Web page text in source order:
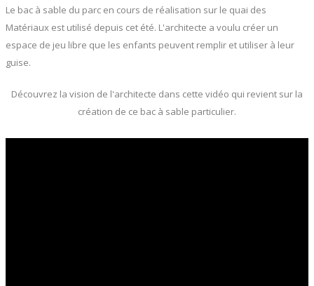
Le bac à sable du parc en cours de réalisation sur le quai des
Matériaux est utilisé depuis cet été. L'architecte a voulu créer un
espace de jeu libre que les enfants peuvent remplir et utiliser à leur
guise.
Découvrez la vision de l'architecte dans cette vidéo qui revient sur la
création de ce bac à sable particulier.